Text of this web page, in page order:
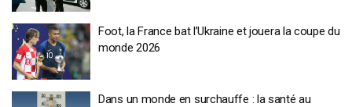
Foot, la France bat l’Ukraine et jouera la coupe du
monde 2026
Dans un monde en surchauffe : la santé au